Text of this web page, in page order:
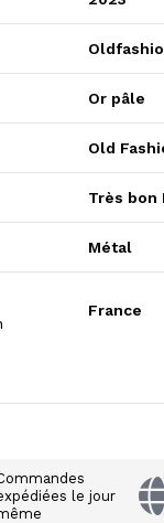
Or pâle
Old
Très bon
Métal
France
le jour